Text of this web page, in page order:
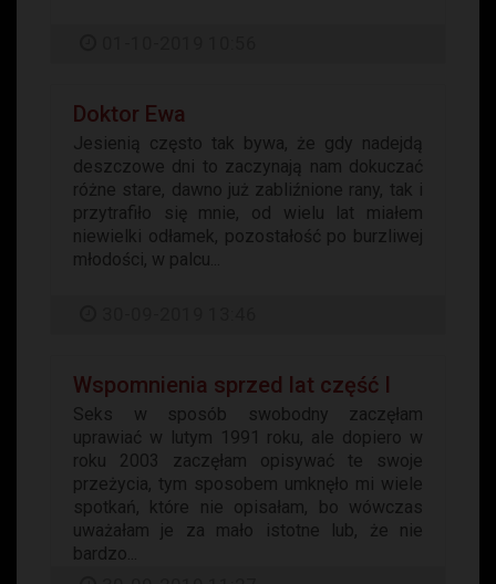
Doktor Ewa
Jesienią często tak bywa, że gdy nadejdą
deszczowe dni to zaczynają nam dokuczać
różne stare, dawno już zabliźnione rany, tak i
przytrafiło się mnie, od wielu lat miałem
niewielki odłamek, pozostałość po burzliwej
młodości, w palcu...
Wspomnienia sprzed lat część I
Seks w sposób swobodny zaczęłam
uprawiać w lutym 1991 roku, ale dopiero w
roku 2003 zaczęłam opisywać te swoje
przeżycia, tym sposobem umknęło mi wiele
spotkań, które nie opisałam, bo wówczas
uważałam je za mało istotne lub, że nie
bardzo...